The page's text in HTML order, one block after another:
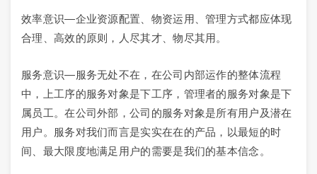
效率意识—企业资源配置、物资运用、管理方式都应体现
合理、高效的原则，人尽其才、物尽其用。
服务意识—服务无处不在，在公司内部运作的整体流程
中，上工序的服务对象是下工序，管理者的服务对象是下
属员工。在公司外部，公司的服务对象是所有用户及潜在
用户。服务对我们而言是实实在在的产品，以最短的时
间、最大限度地满足用户的需要是我们的基本信念。